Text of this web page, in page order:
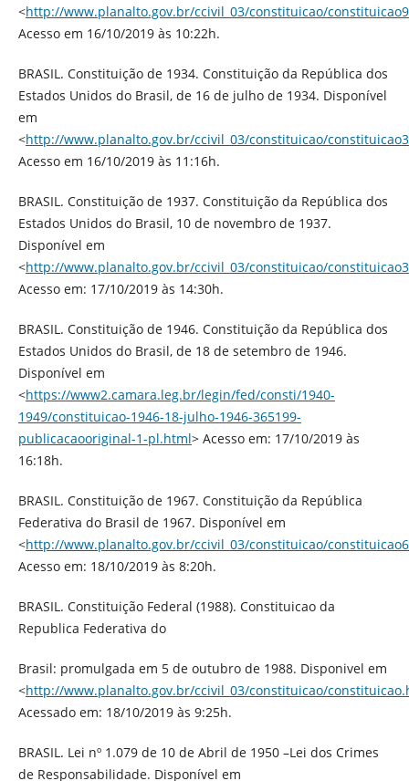
<http://www.planalto.gov.br/ccivil_03/constituicao/
Acesso em 16/10/2019 às 10:22h.
BRASIL. Constituição de 1934. Constituição da República dos
Estados Unidos do Brasil, de 16 de julho de 1934. Disponível
em
<http://www.planalto.gov.br/ccivil_03/constituicao/
Acesso em 16/10/2019 às 11:16h.
BRASIL. Constituição de 1937. Constituição da República dos
Estados Unidos do Brasil, 10 de novembro de 1937.
Disponível em
<http://www.planalto.gov.br/ccivil_03/constituicao/
Acesso em: 17/10/2019 às 14:30h.
BRASIL. Constituição de 1946. Constituição da República dos
Estados Unidos do Brasil, de 18 de setembro de 1946.
Disponível em
<https://www2.camara.leg.br/legin/fed/consti/1940-
1949/constituicao-1946-18-julho-1946-365199-
publicacaooriginal-1-pl.html> Acesso em: 17/10/2019 às
16:18h.
BRASIL. Constituição de 1967. Constituição da República
Federativa do Brasil de 1967. Disponível em
<http://www.planalto.gov.br/ccivil_03/constituicao/
Acesso em: 18/10/2019 às 8:20h.
BRASIL. Constituição Federal (1988). Constituicao da
Republica Federativa do
Brasil: promulgada em 5 de outubro de 1988. Disponivel em
<http://www.planalto.gov.br/ccivil_03/constituicao/
Acessado em: 18/10/2019 às 9:25h.
BRASIL. Lei nº 1.079 de 10 de Abril de 1950 –Lei dos Crimes
de Responsabilidade. Disponível em